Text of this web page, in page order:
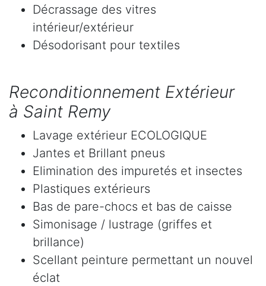
Décrassage des vitres
intérieur/extérieur
Désodorisant pour textiles
Reconditionnement Extérieur
à Saint Remy
Lavage extérieur ECOLOGIQUE
Jantes et Brillant pneus
Elimination des impuretés et insectes
Plastiques extérieurs
Bas de pare-chocs et bas de caisse
Simonisage / lustrage (griffes et
brillance)
Scellant peinture permettant un nouvel
éclat